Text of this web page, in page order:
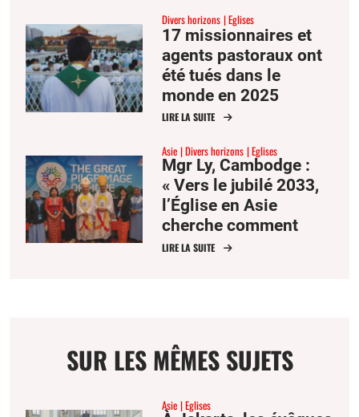
Divers horizons Eglises
17 missionnaires et
agents pastoraux ont
été tués dans le
monde en 2025
LIRE LA SUITE
Asie Divers horizons Eglises
Mgr Ly, Cambodge :
« Vers le jubilé 2033,
l’Église en Asie
cherche comment
évangéliser et re-
LIRE LA SUITE
SUR LES MÊMES SUJETS
Asie Eglises